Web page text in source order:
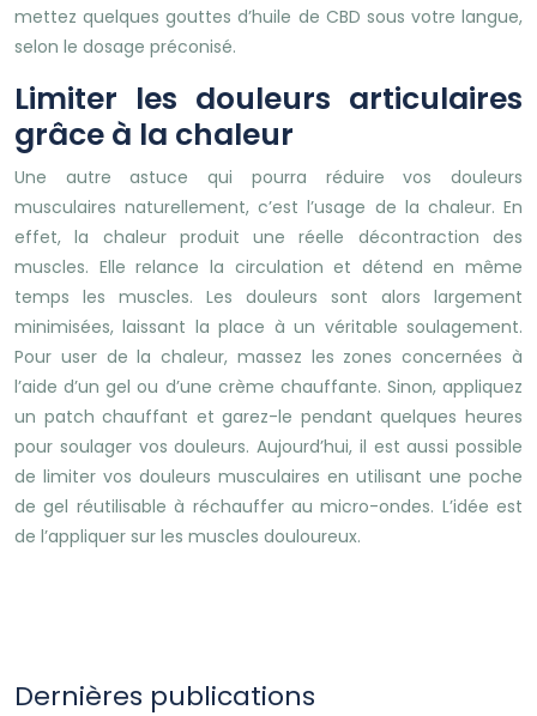
mettez quelques gouttes d’huile de CBD sous votre langue,
selon le dosage préconisé.
Limiter les douleurs articulaires
grâce à la chaleur
Une autre astuce qui pourra réduire vos douleurs
musculaires naturellement, c’est l’usage de la chaleur. En
effet, la chaleur produit une réelle décontraction des
muscles. Elle relance la circulation et détend en même
temps les muscles. Les douleurs sont alors largement
minimisées, laissant la place à un véritable soulagement.
Pour user de la chaleur, massez les zones concernées à
l’aide d’un gel ou d’une crème chauffante. Sinon, appliquez
un patch chauffant et garez-le pendant quelques heures
pour soulager vos douleurs. Aujourd’hui, il est aussi possible
de limiter vos douleurs musculaires en utilisant une poche
de gel réutilisable à réchauffer au micro-ondes. L’idée est
de l’appliquer sur les muscles douloureux.
Dernières publications